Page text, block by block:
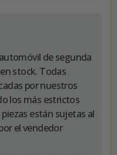
de segunda
stock. Todas
por nuestros
los más estrictos
están sujetas al
el vendedor